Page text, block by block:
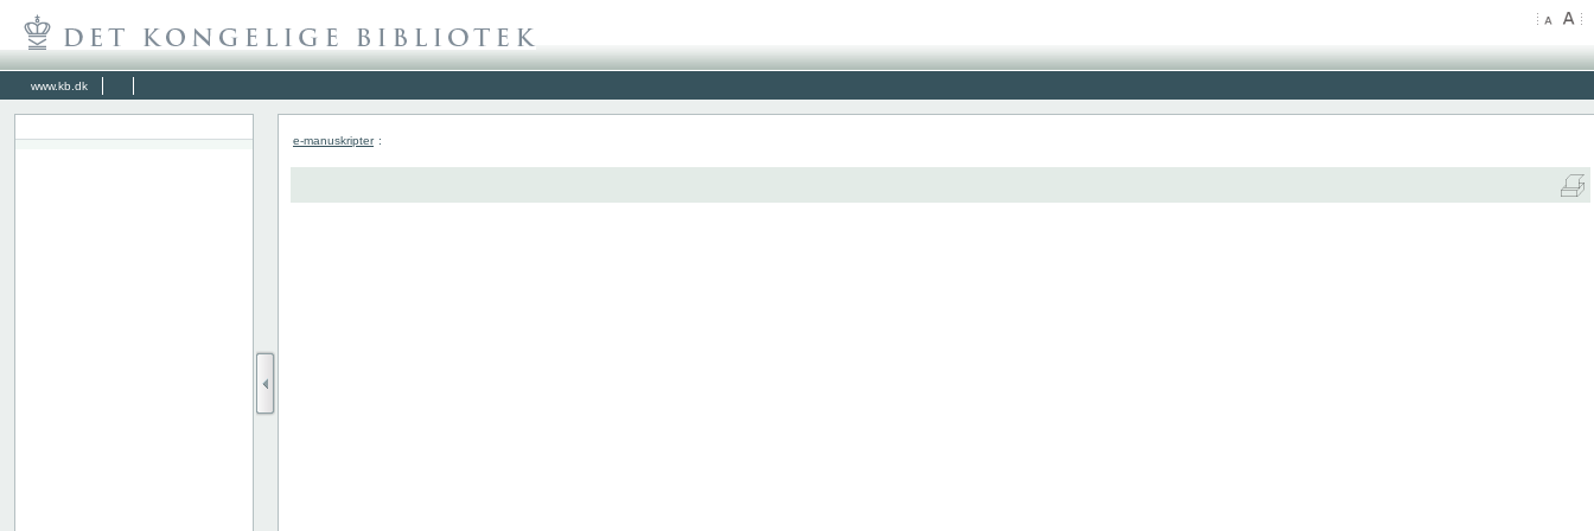
www.kb.dk
e-manuskripter :